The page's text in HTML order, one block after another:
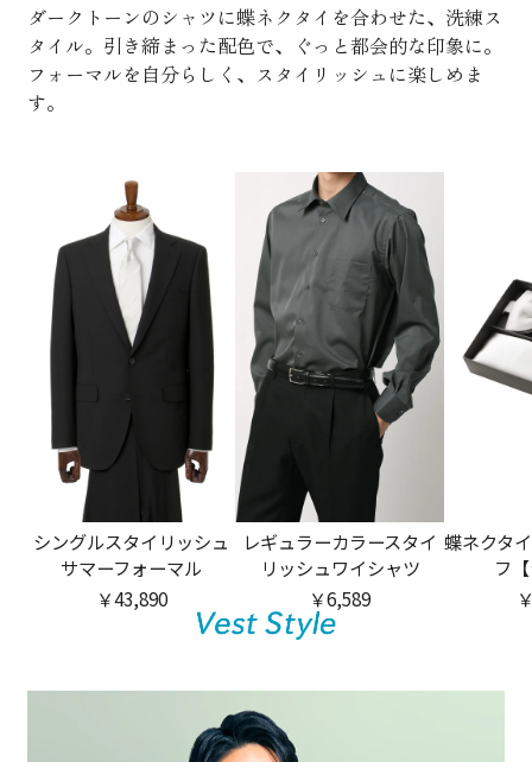
ダークトーンのシャツに蝶ネクタイを合わせた、洗練ス
タイル。引き締まった配色で、ぐっと都会的な印象に。
フォーマルを自分らしく、スタイリッシュに楽しめま
す。
シングルスタイリッシュ
サマーフォーマル
￥43,890
レギュラーカラースタイ
リッシュワイシャツ
￥6,589
蝶ネクタ
フ